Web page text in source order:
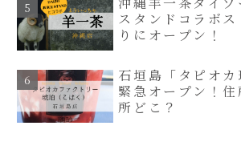
スタンドコラボス
りにオープン！
石垣島「タピオ
緊急オープン！
所どこ？